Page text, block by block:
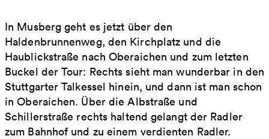
In Musberg geht es jetzt über den
Haldenbrunnenweg, den Kirchplatz und die
Haublickstraße nach Oberaichen und zum letzten
Buckel der Tour: Rechts sieht man wunderbar in den
Stuttgarter Talkessel hinein, und dann ist man schon
in Oberaichen. Über die Albstraße und
Schillerstraße rechts haltend gelangt der Radler
zum Bahnhof und zu einem verdienten Radler.